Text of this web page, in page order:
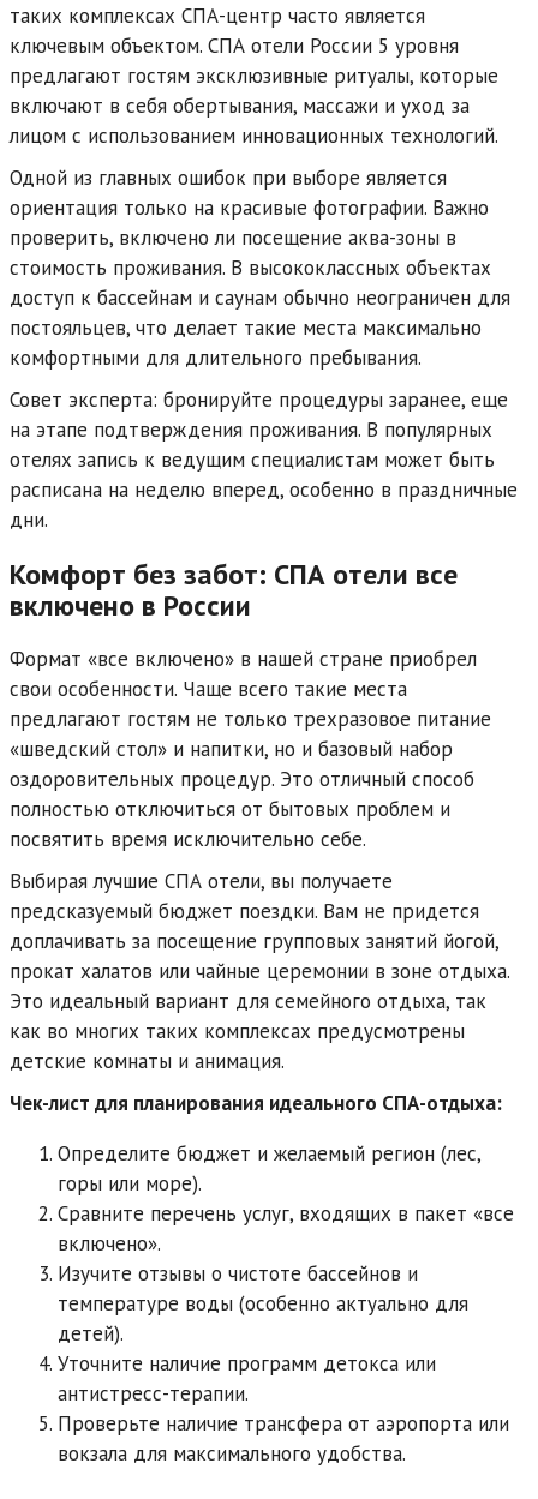
таких комплексах СПА-центр часто является
ключевым объектом. СПА отели России 5 уровня
предлагают гостям эксклюзивные ритуалы, которые
включают в себя обертывания, массажи и уход за
лицом с использованием инновационных технологий.
Одной из главных ошибок при выборе является
ориентация только на красивые фотографии. Важно
проверить, включено ли посещение аква-зоны в
стоимость проживания. В высококлассных объектах
доступ к бассейнам и саунам обычно неограничен для
постояльцев, что делает такие места максимально
комфортными для длительного пребывания.
Совет эксперта: бронируйте процедуры заранее, еще
на этапе подтверждения проживания. В популярных
отелях запись к ведущим специалистам может быть
расписана на неделю вперед, особенно в праздничные
дни.
Комфорт без забот: СПА отели все
включено в России
Формат «все включено» в нашей стране приобрел
свои особенности. Чаще всего такие места
предлагают гостям не только трехразовое питание
«шведский стол» и напитки, но и базовый набор
оздоровительных процедур. Это отличный способ
полностью отключиться от бытовых проблем и
посвятить время исключительно себе.
Выбирая лучшие СПА отели, вы получаете
предсказуемый бюджет поездки. Вам не придется
доплачивать за посещение групповых занятий йогой,
прокат халатов или чайные церемонии в зоне отдыха.
Это идеальный вариант для семейного отдыха, так
как во многих таких комплексах предусмотрены
детские комнаты и анимация.
Чек-лист для планирования идеального СПА-отдыха:
Определите бюджет и желаемый регион (лес,
горы или море).
Сравните перечень услуг, входящих в пакет «все
включено».
Изучите отзывы о чистоте бассейнов и
температуре воды (особенно актуально для
детей).
Уточните наличие программ детокса или
антистресс-терапии.
Проверьте наличие трансфера от аэропорта или
вокзала для максимального удобства.